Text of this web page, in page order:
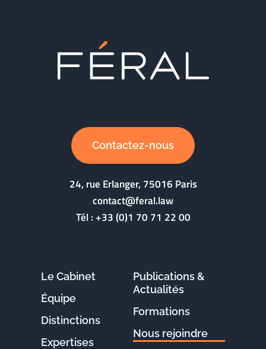
Contactez-nous
24, rue Erlanger, 75016 Paris
contact@feral.law
Tél :+33 (0)1 70 71 22 00
Le Cabinet
Équipe
Distinctions
Expertises
Publications &
Actualités
Formations
Nous rejoindre